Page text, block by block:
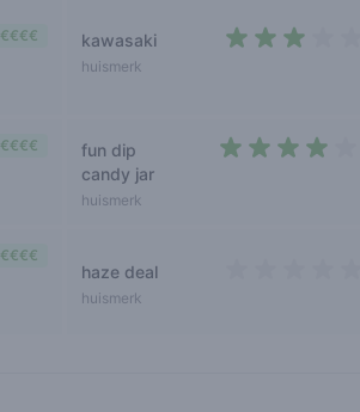
€€€€ kawasaki
huismerk
fun dip
candy jar
huismerk
€€€€
haze deal
huismerk